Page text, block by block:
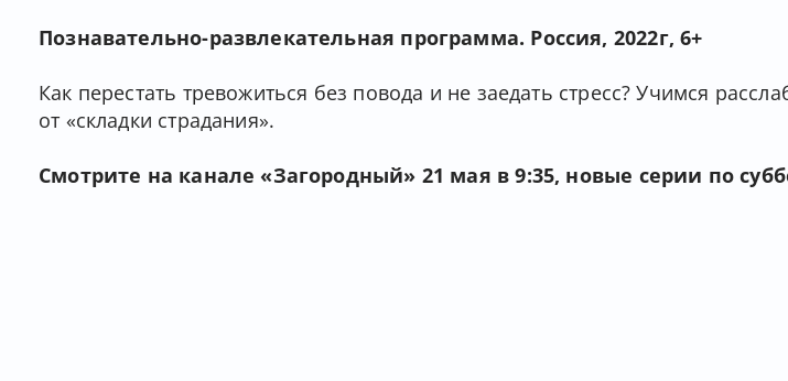
Познавательно-развлекательная программа. Россия, 2022г, 6+
Как перестать тревожиться без повода и не заедать стресс? Учимся
от «складки страдания».
Смотрите на канале «Загородный» 21 мая в 9:35, новые серии по